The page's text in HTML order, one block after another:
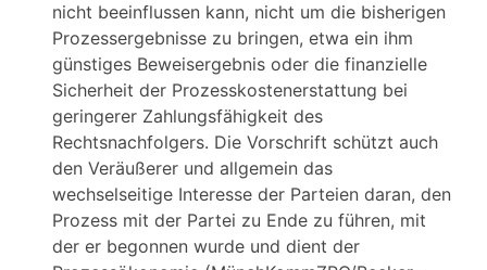
nicht beeinflussen kann, nicht um die bisherigen
Prozessergebnisse zu bringen, etwa ein ihm
günstiges Beweisergebnis oder die finanzielle
Sicherheit der Prozesskostenerstattung bei
geringerer Zahlungsfähigkeit des
Rechtsnachfolgers. Die Vorschrift schützt auch
den Veräußerer und allgemein das
wechselseitige Interesse der Parteien daran, den
Prozess mit der Partei zu Ende zu führen, mit
der er begonnen wurde und dient der